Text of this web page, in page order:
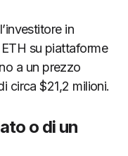
in
su piattaforme
a un prezzo
circa $21,2 milioni.
o di un